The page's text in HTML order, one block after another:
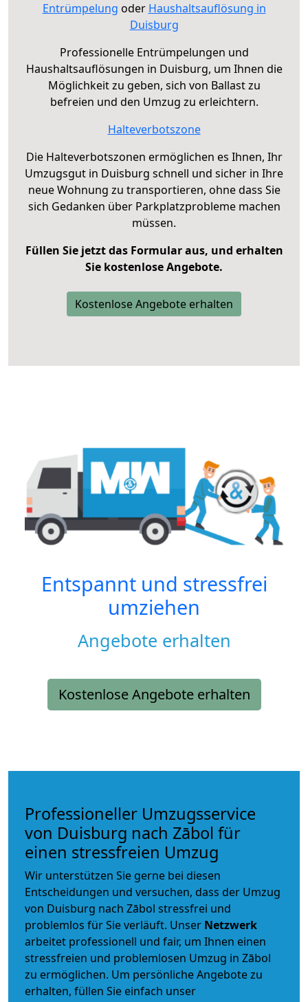
Entrümpelung oder Haushaltsauflösung in
Duisburg
Professionelle Entrümpelungen und
Haushaltsauflösungen in Duisburg, um Ihnen die
Möglichkeit zu geben, sich von Ballast zu
befreien und den Umzug zu erleichtern.
Halteverbotszone
Die Halteverbotszonen ermöglichen es Ihnen, Ihr
Umzugsgut in Duisburg schnell und sicher in Ihre
neue Wohnung zu transportieren, ohne dass Sie
sich Gedanken über Parkplatzprobleme machen
müssen.
Füllen Sie jetzt das Formular aus, und erhalten
Sie kostenlose Angebote.
Kostenlose Angebote erhalten
Entspannt und stressfrei
umziehen
Angebote erhalten
Kostenlose Angebote erhalten
Professioneller Umzugsservice
von Duisburg nach Zābol für
einen stressfreien Umzug
Wir unterstützen Sie gerne bei diesen
Entscheidungen und versuchen, dass der Umzug
von Duisburg nach Zābol stressfrei und
problemlos für Sie verläuft. Unser Netzwerk
arbeitet professionell und fair, um Ihnen einen
stressfreien und problemlosen Umzug in Zābol
zu ermöglichen. Um persönliche Angebote zu
erhalten, füllen Sie einfach unser